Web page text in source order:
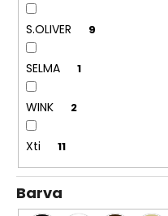
S.OLIVER 9
SELMA 1
WINK 2
Xti 11
Barva